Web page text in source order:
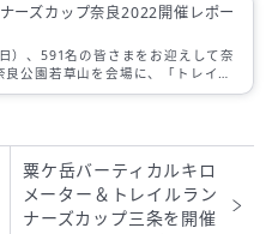
ーズカップ奈良2022開催レポー
）、591名の皆さまをお迎えして奈
良公園若草山を会場に、「トレイル
プ奈良2022」を開催しました。ご参
の大会協賛各社様、本当にありがと
そして会場をご提供から多くの設備
だきました、奈良県・奈良公園に
げます。
粟ケ岳バーティカルキロ
メーター＆トレイルラン
ナーズカップ三条を開催